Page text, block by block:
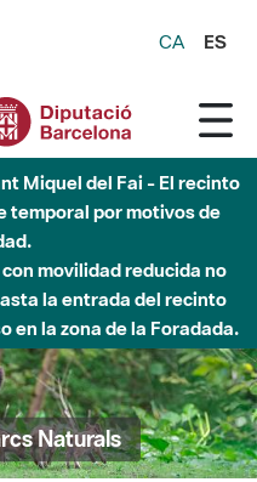
CA ES
Miquel del Fai - El recinto
temporal por motivos de
movilidad reducida no
la entrada del recinto
en la zona de la Foradada.
Naturals